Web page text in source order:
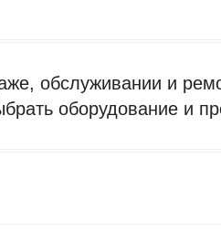
обслуживании и
оборудование и